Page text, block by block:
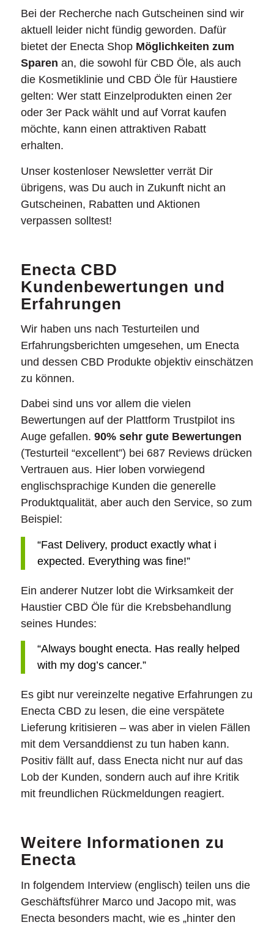
Bei der Recherche nach Gutscheinen sind wir
aktuell leider nicht fündig geworden. Dafür
bietet der Enecta Shop Möglichkeiten zum
Sparen an, die sowohl für CBD Öle, als auch
die Kosmetiklinie und CBD Öle für Haustiere
gelten: Wer statt Einzelprodukten einen 2er
oder 3er Pack wählt und auf Vorrat kaufen
möchte, kann einen attraktiven Rabatt
erhalten.
Unser kostenloser Newsletter verrät Dir
übrigens, was Du auch in Zukunft nicht an
Gutscheinen, Rabatten und Aktionen
verpassen solltest!
Enecta CBD
Kundenbewertungen und
Erfahrungen
Wir haben uns nach Testurteilen und
Erfahrungsberichten umgesehen, um Enecta
und dessen CBD Produkte objektiv einschätzen
zu können.
Dabei sind uns vor allem die vielen
Bewertungen auf der Plattform Trustpilot ins
Auge gefallen. 90% sehr gute Bewertungen
(Testurteil “excellent”) bei 687 Reviews drücken
Vertrauen aus. Hier loben vorwiegend
englischsprachige Kunden die generelle
Produktqualität, aber auch den Service, so zum
Beispiel:
“Fast Delivery, product exactly what i
expected. Everything was fine!”
Ein anderer Nutzer lobt die Wirksamkeit der
Haustier CBD Öle für die Krebsbehandlung
seines Hundes:
“Always bought enecta. Has really helped
with my dog’s cancer.”
Es gibt nur vereinzelte negative Erfahrungen zu
Enecta CBD zu lesen, die eine verspätete
Lieferung kritisieren – was aber in vielen Fällen
mit dem Versanddienst zu tun haben kann.
Positiv fällt auf, dass Enecta nicht nur auf das
Lob der Kunden, sondern auch auf ihre Kritik
mit freundlichen Rückmeldungen reagiert.
Weitere Informationen zu
Enecta
In folgendem Interview (englisch) teilen uns die
Geschäftsführer Marco und Jacopo mit, was
Enecta besonders macht, wie es „hinter den